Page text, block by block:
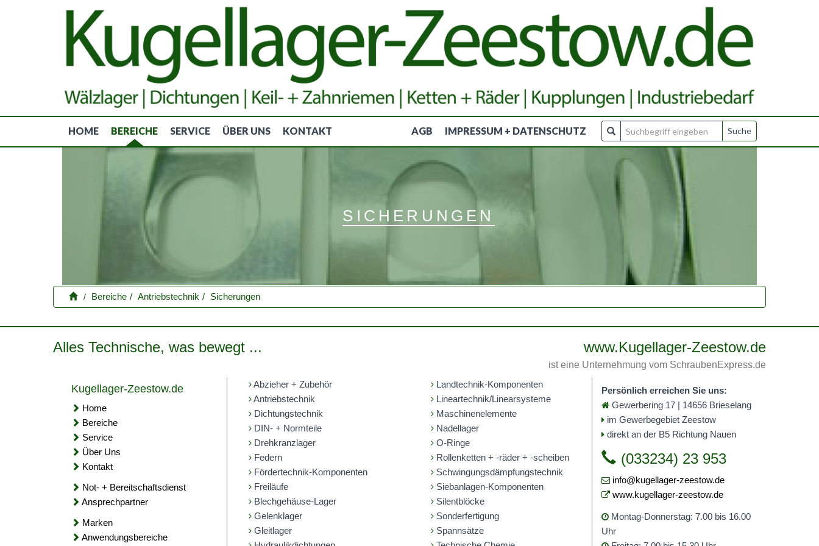
HOME BEREICHE SERVICE ÜBER UNS KONTAKT AGB IMPRESSUM + DATENSCHUTZ
SICHERUNGEN
Bereiche Antriebstechnik Sicherungen
Alles Technische, was bewegt ... www.Kugellager-Zeestow.de
ist eine Unternehmung vom SchraubenExpress.de
Kugellager-Zeestow.de
Home
Bereiche
Service
Über Uns
Kontakt
Not- + Bereitschaftsdienst
Ansprechpartner
Marken
Anwendungsbereiche
Abzieher + Zubehör
Antriebstechnik
Dichtungstechnik
DIN- + Normteile
Drehkranzlager
Federn
Fördertechnik-Komponenten
Freiläufe
Blechgehäuse-Lager
Gelenklager
Gleitlager
Landtechnik-Komponenten
Lineartechnik/Linearsysteme
Maschinenelemente
Nadellager
O-Ringe
Rollenketten + -räder + -scheiben
Schwingungsdämpfungstechnik
Siebanlagen-Komponenten
Silentblöcke
Sonderfertigung
Spannsätze
Persönlich erreichen Sie uns:
Gewerbering 17 | 14656 Brieselang
im Gewerbegebiet Zeestow
direkt an der B5 Richtung Nauen
(033234) 23 953
info@kugellager-zeestow.de
www.kugellager-zeestow.de
Montag-Donnerstag: 7.00 bis 16.00
Uhr